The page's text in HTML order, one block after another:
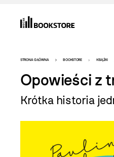
Bookstore
-
szablon
szczegóły
STRONA GŁÓWNA BOOKSTORE KSIĄŻKI
Opowieści z
Krótka historia